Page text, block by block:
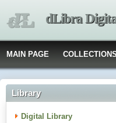
dLibra
MAIN PAGE
Library
Digital Library